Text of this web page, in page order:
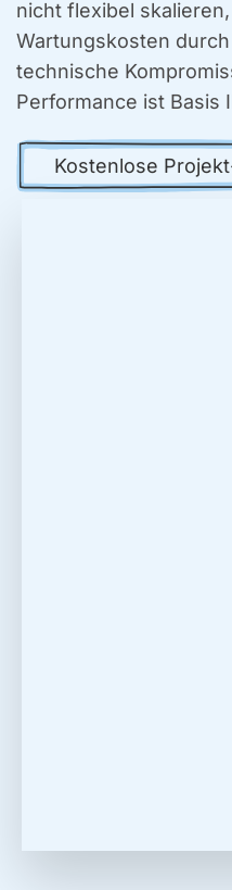
nicht fle­xi­bel
War­tungs­kos­ten
tech­ni­sche
Per­for­mance ist Basis
Kos­ten­lo­se